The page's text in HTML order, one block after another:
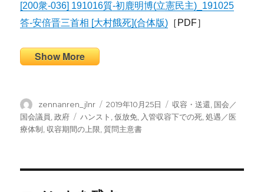
[200衆-036] 191016質-初鹿明博(立憲民主)_191025
答-安倍晋三首相 [大村餓死](合体版) ［PDF］
Show More
投
稿
者
zennanren_jlnr
投
稿
日:
2019年10月25日
カ
テ
収容・送還 国会／
国会議員 ,政府
タ
グ
ハンスト ,仮放免 入管収容下での死 ,処遇／医
療体制 収容期間の上限 ,質問主意書